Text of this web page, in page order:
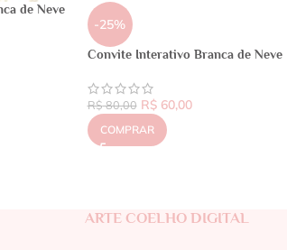
de Neve
-25%
Convite Interativo Branca de Neve
R$80,00 R$60,00
COMPRAR
ARTE COELHO DIGITAL